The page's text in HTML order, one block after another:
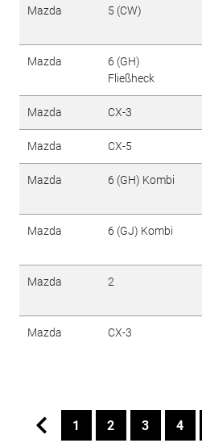
Mazda 5 (CW)
Mazda
6 (GH)
Fließheck
Mazda CX-3
Mazda CX-5
Mazda 6 (GH) Kombi
Mazda 6 (GJ) Kombi
Mazda 2
Mazda CX-3
1 2 3 4